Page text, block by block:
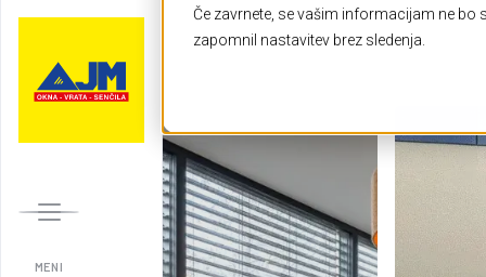
Če zavrnete, se vašim informacijam ne bo
zapomnil nastavitev brez sledenja.
MENI
Življenjska